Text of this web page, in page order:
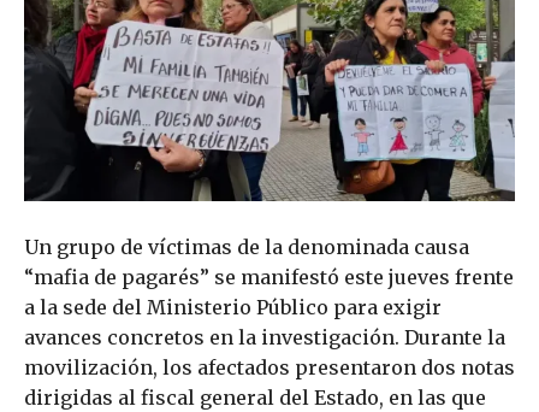
Un grupo de víctimas de la denominada causa
“mafia de pagarés” se manifestó este jueves frente
a la sede del Ministerio Público para exigir
avances concretos en la investigación. Durante la
movilización, los afectados presentaron dos notas
dirigidas al fiscal general del Estado, en las que